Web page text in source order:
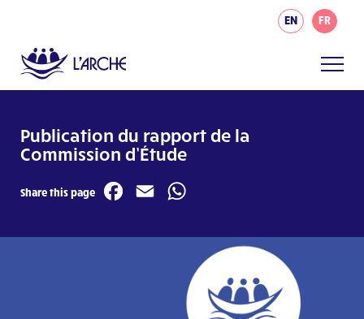
EN FR
Publication du rapport de la
Commission d’Étude
Share this page Facebook
Email